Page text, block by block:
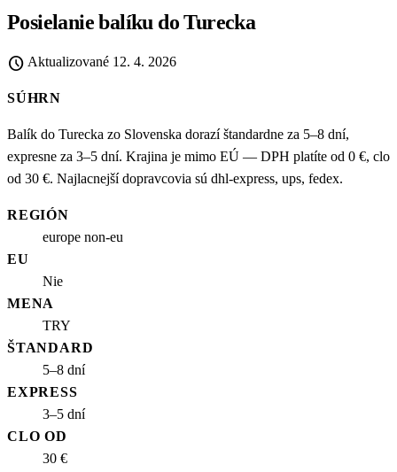
Posielanie balíku do Turecka
schedule Aktualizované 12. 4. 2026
SÚHRN
Balík do Turecka zo Slovenska dorazí štandardne za 5–8 dní,
expresne za 3–5 dní. Krajina je mimo EÚ — DPH platíte od 0 €, clo
od 30 €. Najlacnejší dopravcovia sú dhl-express, ups, fedex.
REGIÓN
europe non-eu
EU
Nie
MENA
TRY
ŠTANDARD
5–8 dní
EXPRESS
3–5 dní
CLO OD
30 €